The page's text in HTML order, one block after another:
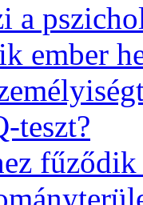
a
ember
teszt?